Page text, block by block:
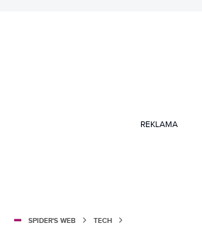
REKLAMA
SPIDER'S WEB TECH